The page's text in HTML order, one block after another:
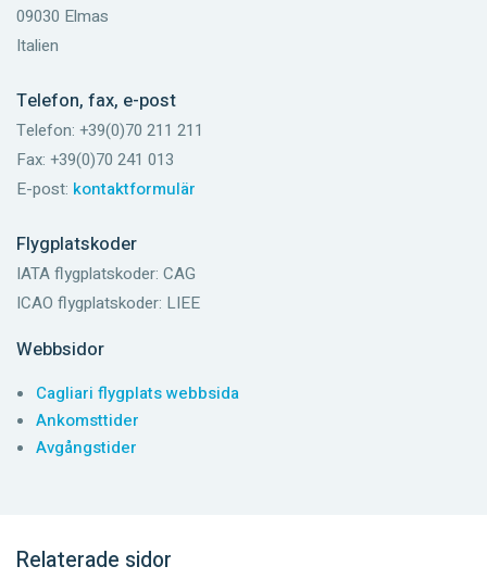
09030 Elmas
Italien
Telefon, fax, e-post
Telefon: +39(0)70 211 211
Fax: +39(0)70 241 013
E-post: kontaktformulär
Flygplatskoder
IATA flygplatskoder: CAG
ICAO flygplatskoder: LIEE
Webbsidor
Cagliari flygplats webbsida
Ankomsttider
Avgångstider
Relaterade sidor